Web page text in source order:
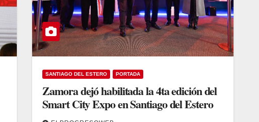
SANTIAGO DEL ESTERO PORTADA
Zamora dejó habilitada la 4ta edición del
Smart City Expo en Santiago del Estero